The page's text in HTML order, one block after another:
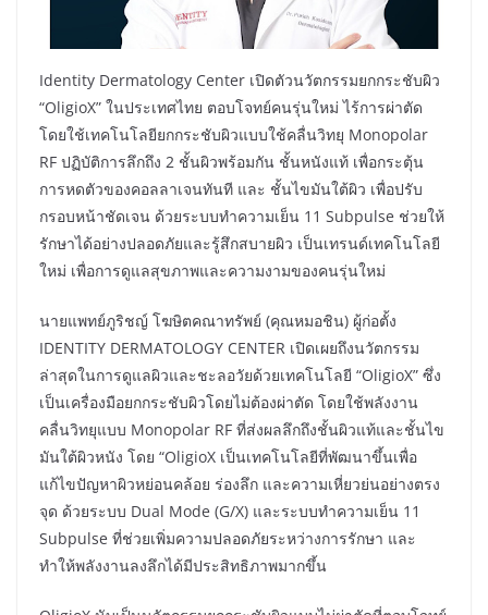
Identity Dermatology Center เปิดตัวนวัตกรรมยกกระชับผิว
“OligioX” ในประเทศไทย ตอบโจทย์คนรุ่นใหม่ ไร้การผ่าตัด
โดยใช้เทคโนโลยียกกระชับผิวแบบใช้คลื่นวิทยุ Monopolar
RF ปฏิบัติการลึกถึง 2 ชั้นผิวพร้อมกัน ชั้นหนังแท้ เพื่อกระตุ้น
การหดตัวของคอลลาเจนทันที และ ชั้นไขมันใต้ผิว เพื่อปรับ
กรอบหน้าชัดเจน ด้วยระบบทำความเย็น 11 Subpulse ช่วยให้
รักษาได้อย่างปลอดภัยและรู้สึกสบายผิว เป็นเทรนด์เทคโนโลยี
ใหม่ เพื่อการดูแลสุขภาพและความงามของคนรุ่นใหม่
นายแพทย์ภูริชญ์ โฆษิตคณาทรัพย์ (คุณหมอชิน) ผู้ก่อตั้ง
IDENTITY DERMATOLOGY CENTER เปิดเผยถึงนวัตกรรม
ล่าสุดในการดูแลผิวและชะลอวัยด้วยเทคโนโลยี “OligioX” ซึ่ง
เป็นเครื่องมือยกกระชับผิวโดยไม่ต้องผ่าตัด โดยใช้พลังงาน
คลื่นวิทยุแบบ Monopolar RF ที่ส่งผลลึกถึงชั้นผิวแท้และชั้นไข
มันใต้ผิวหนัง โดย “OligioX เป็นเทคโนโลยีที่พัฒนาขึ้นเพื่อ
แก้ไขปัญหาผิวหย่อนคล้อย ร่องลึก และความเหี่ยวย่นอย่างตรง
จุด ด้วยระบบ Dual Mode (G/X) และระบบทำความเย็น 11
Subpulse ที่ช่วยเพิ่มความปลอดภัยระหว่างการรักษา และ
ทำให้พลังงานลงลึกได้มีประสิทธิภาพมากขึ้น